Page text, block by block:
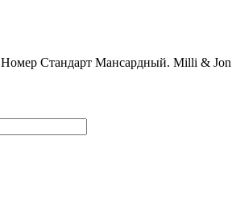
Номер Стандарт Мансардный. Milli & Jon